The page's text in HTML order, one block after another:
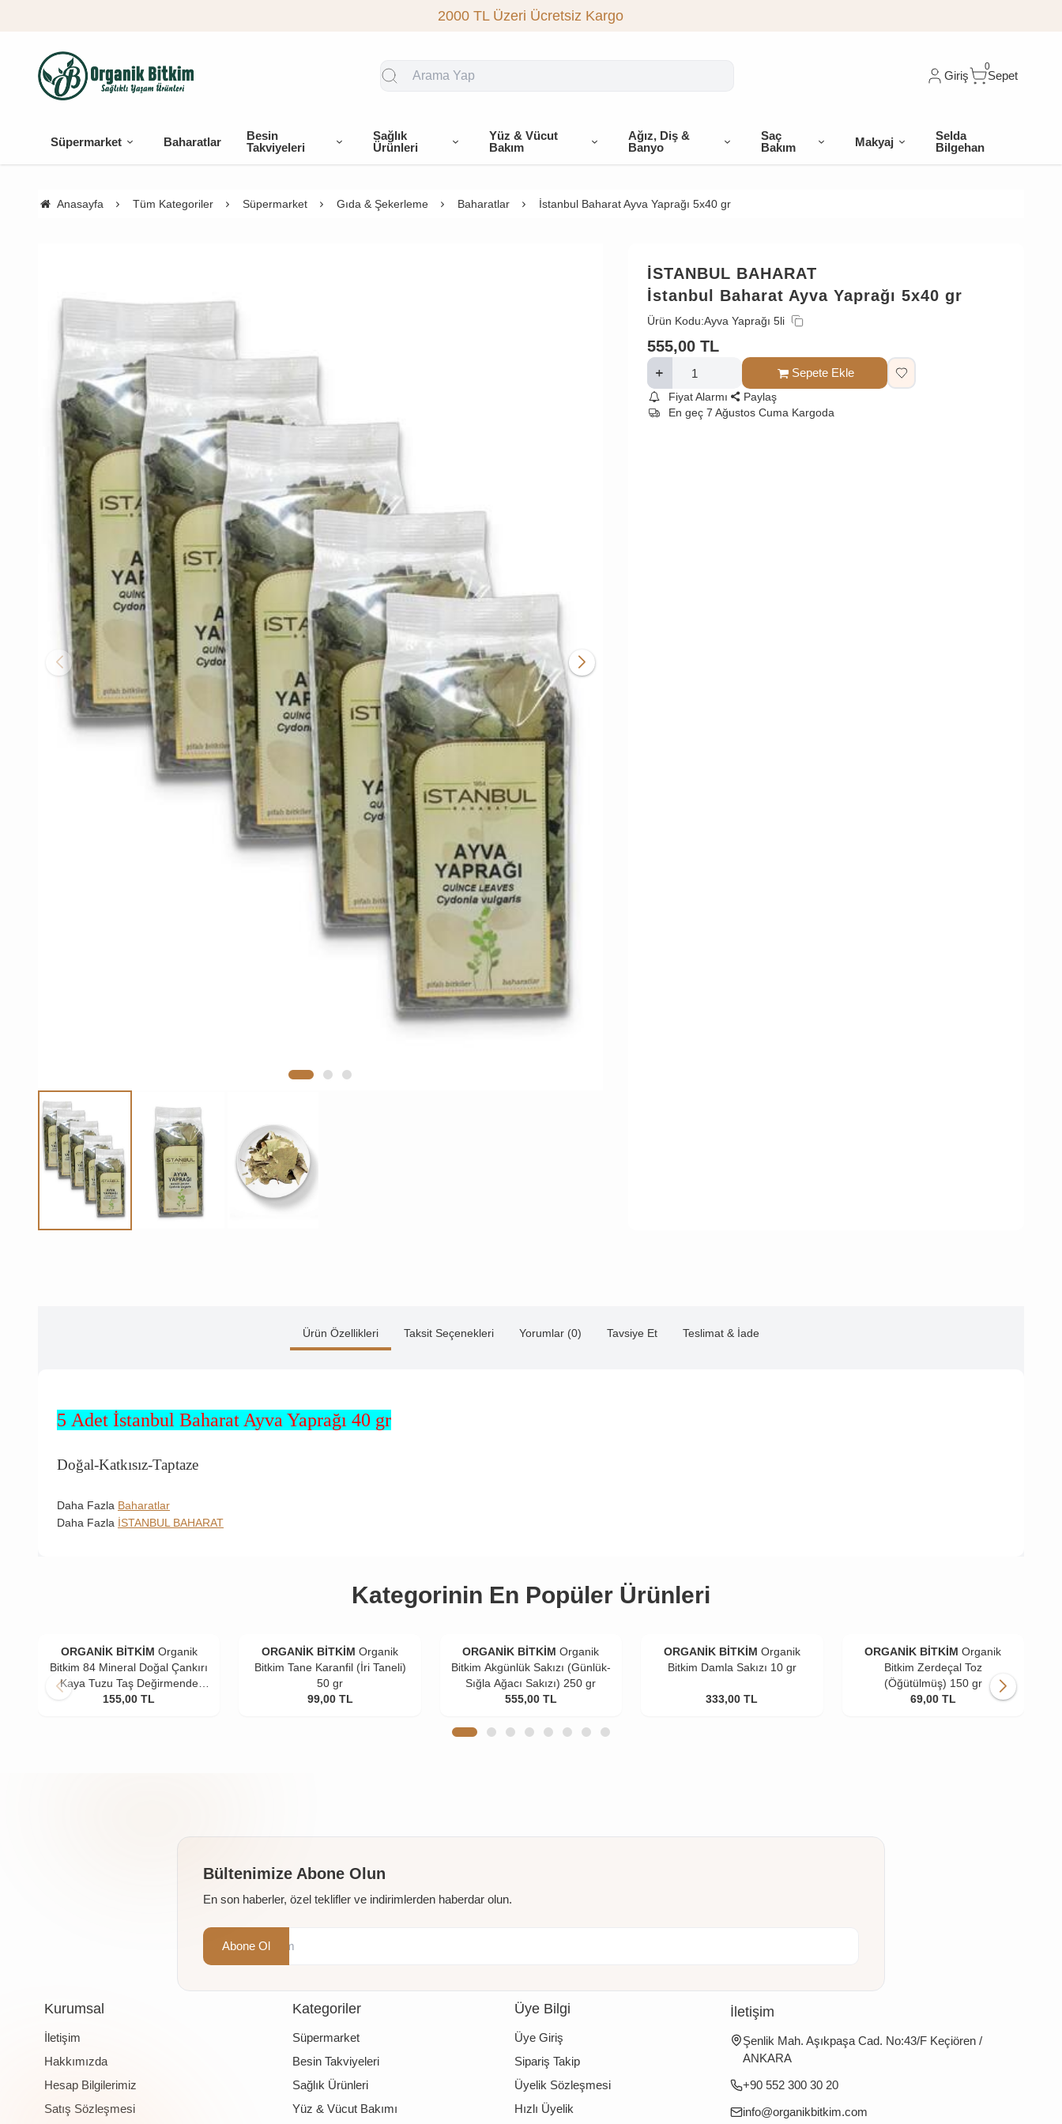
2000 TL Üzeri Ücretsiz Kargo
Giriş
0
Sepet
Süpermarket Baharatlar
Besin
Takviyeleri
Sağlık
Ürünleri
Yüz & Vücut
Bakım
Ağız, Diş &
Banyo
Saç
Bakım
Makyaj
Selda
Bilgehan
Anasayfa Tüm Kategoriler Süpermarket Gıda & Şekerleme Baharatlar İstanbul Baharat Ayva Yaprağı 5x40 gr
İSTANBUL BAHARAT
İstanbul Baharat Ayva Yaprağı 5x40 gr
Ürün Kodu:Ayva Yaprağı 5li
555,00 TL
Sepete Ekle
Fiyat Alarmı
Paylaş
En geç 7 Ağustos Cuma Kargoda
Ürün Özellikleri Taksit Seçenekleri Yorumlar (0) Tavsiye Et Teslimat & İade
5 Adet İstanbul Baharat Ayva Yaprağı 40 gr
Doğal-Katkısız-Taptaze
Daha Fazla Baharatlar
Daha Fazla İSTANBUL BAHARAT
Kategorinin En Popüler Ürünleri
ORGANİK BİTKİM Organik
Bitkim 84 Mineral Doğal Çankırı
Kaya Tuzu Taş Değirmende
Öğütülmüş 4 x 500 gr
155,00 TL
ORGANİK BİTKİM Organik
Bitkim Tane Karanfil (İri Taneli)
50 gr
99,00 TL
ORGANİK BİTKİM Organik
Bitkim Akgünlük Sakızı (Günlük-
Sığla Ağacı Sakızı) 250 gr
555,00 TL
ORGANİK BİTKİM Organik
Bitkim Damla Sakızı 10 gr
333,00 TL
ORGANİK BİTKİM Organik
Bitkim Zerdeçal Toz
(Öğütülmüş) 150 gr
69,00 TL
Bültenimize Abone Olun
En son haberler, özel teklifler ve indirimlerden haberdar olun.
Abone Ol
Kurumsal
İletişim
Hakkımızda
Hesap Bilgilerimiz
Satış Sözleşmesi
Kategoriler
Süpermarket
Besin Takviyeleri
Sağlık Ürünleri
Yüz & Vücut Bakımı
Üye Bilgi
Üye Giriş
Sipariş Takip
Üyelik Sözleşmesi
Hızlı Üyelik
İletişim
Şenlik Mah. Aşıkpaşa Cad. No:43/F Keçiören /
ANKARA
+90 552 300 30 20
info@organikbitkim.com